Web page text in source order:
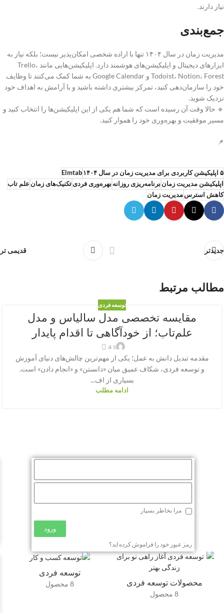
نیاز دارند.
جمع‌بندی
مدیریت زمان در سال ۱۴۰۴ تنها با اراده شخصی امکان‌پذیر نیست؛ بلکه نیاز به
ابزارهای دیجیتال و اپلیکیشن‌های هوشمند دارد. اپلیکیشن‌هایی مانند Trello،
Todoist، Notion، Forest و Google Calendar به شما کمک می‌کنند تا وظایف
خود را سازمان‌دهی کنید، تمرکز بیشتری داشته باشید و با آرامش به اهداف خود
نزدیک شوید.
🔹 حالا وقت آن رسیده است که شما هم یکی از این اپلیکیشن‌ها را انتخاب کنید و
مسیر موفقیت و بهره‌وری خود را هموار کنید.
📌
۵ اپلیکیشن کاربردی برای مدیریت زمان در سال ۱۴۰۴
Elmtab
اپلیکیشن مدیریت زمان برنامه‌ریزی روزانه بهره‌وری فردی تکنیک‌های زمان علم تاب
کاهش استرس مدیریت زمان
جدیدتر قدیمی تر
مطالب مرتبط
توسعه فردی
مقایسه تخصصی مدل سالیاس و مدل
علم‌تاب؛ از خودآگاهی تا اقدام پایدار
a s
مقدمه تبدیل دانش به عمل؛ یکی از مهم‌ترین چالش‌های دنیای آموزش
و توسعه فردی، شکاف عمیق میان «دانستن» و «انجام دادن» است.
بسیاری از اف...
ادامه مطلب
مرا بخاطر بسپار
ورود
رمز عبور خود را فراموش کرده اید؟
محصولات توسعه فردی
8 محصول
توسعه فردی
8 محصول